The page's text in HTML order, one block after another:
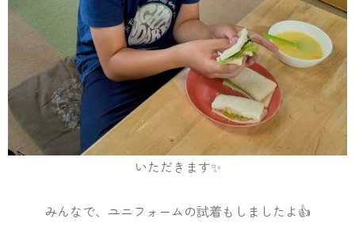
いただきます✨
みんなで、ユニフォームの試着もしましたよ👍